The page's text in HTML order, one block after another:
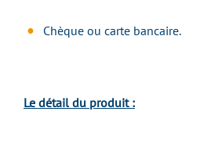
Chèque ou carte bancaire.
Le détail du produit :